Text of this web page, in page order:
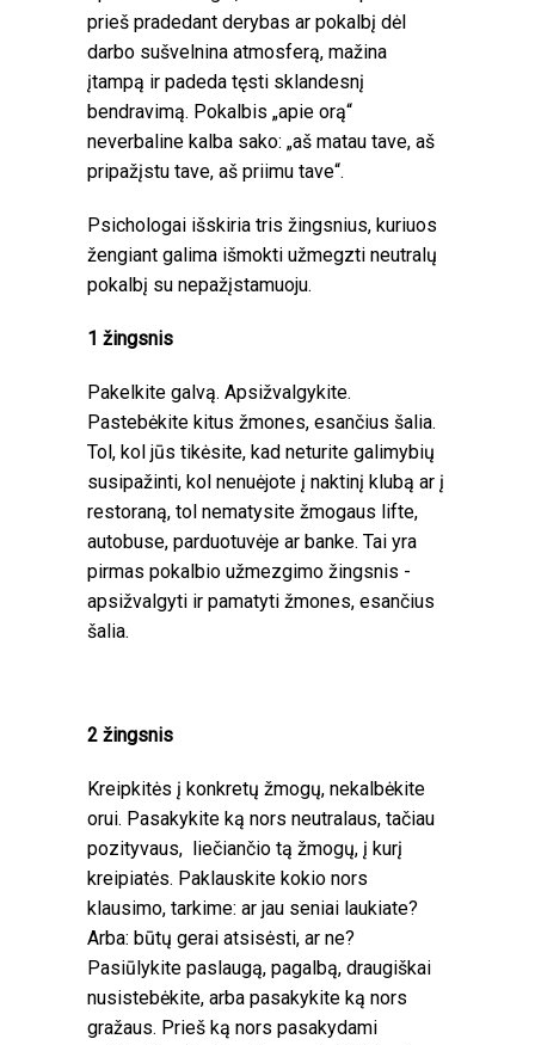
prieš pradedant derybas ar pokalbį dėl
darbo sušvelnina atmosferą, mažina
įtampą ir padeda tęsti sklandesnį
bendravimą. Pokalbis „apie orą“
neverbaline kalba sako: „aš matau tave, aš
pripažįstu tave, aš priimu tave“.
Psichologai išskiria tris žingsnius, kuriuos
žengiant galima išmokti užmegzti neutralų
pokalbį su nepažįstamuoju.
1 žingsnis
Pakelkite galvą. Apsižvalgykite.
Pastebėkite kitus žmones, esančius šalia.
Tol, kol jūs tikėsite, kad neturite galimybių
susipažinti, kol nenuėjote į naktinį klubą ar į
restoraną, tol nematysite žmogaus lifte,
autobuse, parduotuvėje ar banke. Tai yra
pirmas pokalbio užmezgimo žingsnis -
apsižvalgyti ir pamatyti žmones, esančius
šalia.
2 žingsnis
Kreipkitės į konkretų žmogų, nekalbėkite
orui. Pasakykite ką nors neutralaus, tačiau
pozityvaus, liečiančio tą žmogų, į kurį
kreipiatės. Paklauskite kokio nors
klausimo, tarkime: ar jau seniai laukiate?
Arba: būtų gerai atsisėsti, ar ne?
Pasiūlykite paslaugą, pagalbą, draugiškai
nusistebėkite, arba pasakykite ką nors
gražaus. Prieš ką nors pasakydami